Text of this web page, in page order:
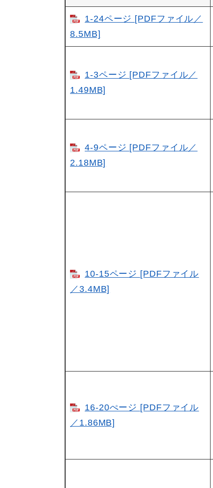
1-24ページ [PDFファイル／
8.5MB]
1-3ページ [PDFファイル／
1.49MB]
4-9ページ [PDFファイル／
2.18MB]
10-15ページ [PDFファイル
／3.4MB]
16-20ぺージ [PDFファイル
／1.86MB]